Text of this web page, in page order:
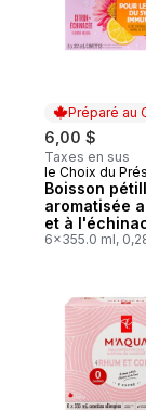
Préparé au
6,00 $
Taxes en sus
Préparé au
le Choix du
Boisson
aromatisée
et à
avec du zinc pour le
6x355.0 ml,